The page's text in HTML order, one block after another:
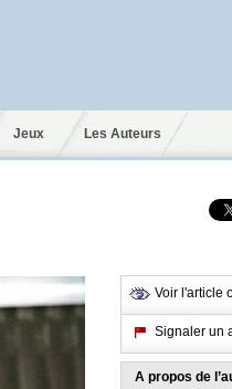
Jeux Les Auteurs
Voir l'article
Signaler un
A propos de